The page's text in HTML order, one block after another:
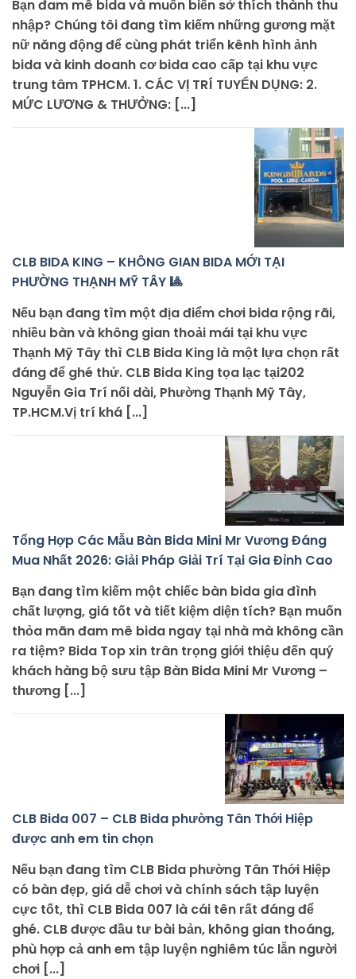
Bạn đam mê bida và muốn biến sở thích thành thu
nhập? Chúng tôi đang tìm kiếm những gương mặt
nữ năng động để cùng phát triển kênh hình ảnh
bida và kinh doanh cơ bida cao cấp tại khu vực
trung tâm TPHCM. 1. CÁC VỊ TRÍ TUYỂN DỤNG: 2.
MỨC LƯƠNG & THƯỞNG: [...]
CLB BIDA KING – KHÔNG GIAN BIDA MỚI TẠI
PHƯỜNG THẠNH MỸ TÂY 🎱
Nếu bạn đang tìm một địa điểm chơi bida rộng rãi,
nhiều bàn và không gian thoải mái tại khu vực
Thạnh Mỹ Tây thì CLB Bida King là một lựa chọn rất
đáng để ghé thử. CLB Bida King tọa lạc tại202
Nguyễn Gia Trí nối dài, Phường Thạnh Mỹ Tây,
TP.HCM.Vị trí khá [...]
Tổng Hợp Các Mẫu Bàn Bida Mini Mr Vương Đáng
Mua Nhất 2026: Giải Pháp Giải Trí Tại Gia Đỉnh Cao
Bạn đang tìm kiếm một chiếc bàn bida gia đình
chất lượng, giá tốt và tiết kiệm diện tích? Bạn muốn
thỏa mãn đam mê bida ngay tại nhà mà không cần
ra tiệm? Bida Top xin trân trọng giới thiệu đến quý
khách hàng bộ sưu tập Bàn Bida Mini Mr Vương –
thương [...]
CLB Bida 007 – CLB Bida phường Tân Thới Hiệp
được anh em tin chọn
Nếu bạn đang tìm CLB Bida phường Tân Thới Hiệp
có bàn đẹp, giá dễ chơi và chính sách tập luyện
cực tốt, thì CLB Bida 007 là cái tên rất đáng để
ghé. CLB được đầu tư bài bản, không gian thoáng,
phù hợp cả anh em tập luyện nghiêm túc lẫn người
chơi [...]